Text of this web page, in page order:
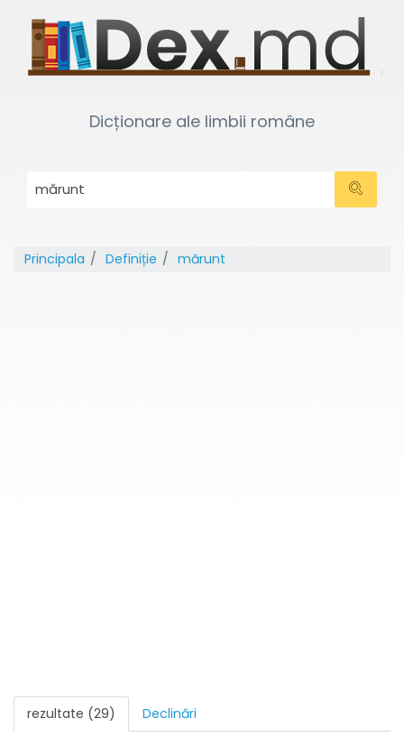
Dicționare ale limbii române
Principala Definiție mărunt
rezultate (29) Declinări